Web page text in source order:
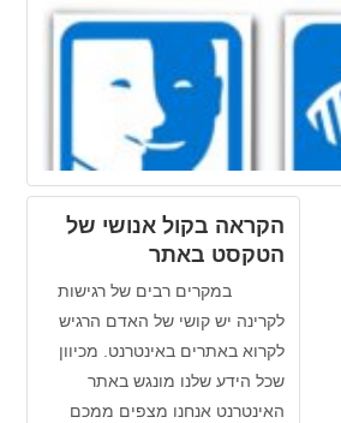
הקראה בקול אנושי של
הטקסט באתר
במקרים רבים של רגישות
לקרינה יש קושי של האדם הרגיש
לקרוא באתרים באינטרנט. מכיוון
שכל הידע שלנו מונגש באתר
האינטרנט אנחנו מצפים ממכם